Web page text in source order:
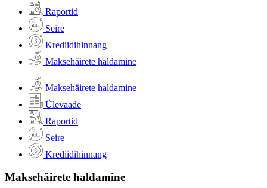
Raportid
Seire
Krediidihinnang
Maksehäirete haldamine
Maksehäirete haldamine
Ülevaade
Raportid
Seire
Krediidihinnang
Maksehäirete haldamine